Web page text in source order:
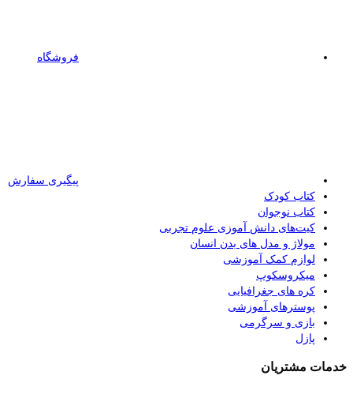
فروشگاه
پیگیری سفارش
کتاب کودک
کتاب نوجوان
کیت‌های دانش آموزی علوم تجربی
مولاژ و مدل های بدن انسان
لوازم کمک آموزشی
میکروسکوپ
کره های جغرافیایی
پوسترهای آموزشی
بازی و سرگرمی
پازل
خدمات مشتریان